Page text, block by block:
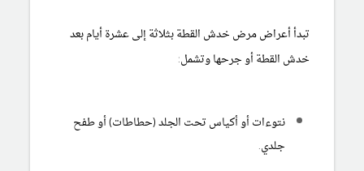
تبدأ أعراض مرض خدش القطة بثلاثة إلى عشرة أيام بعد
خدش القطة أو جرحها وتشمل:
نتوءات أو أكياس تحت الجلد (حطاطات) أو طفح
جلدي.